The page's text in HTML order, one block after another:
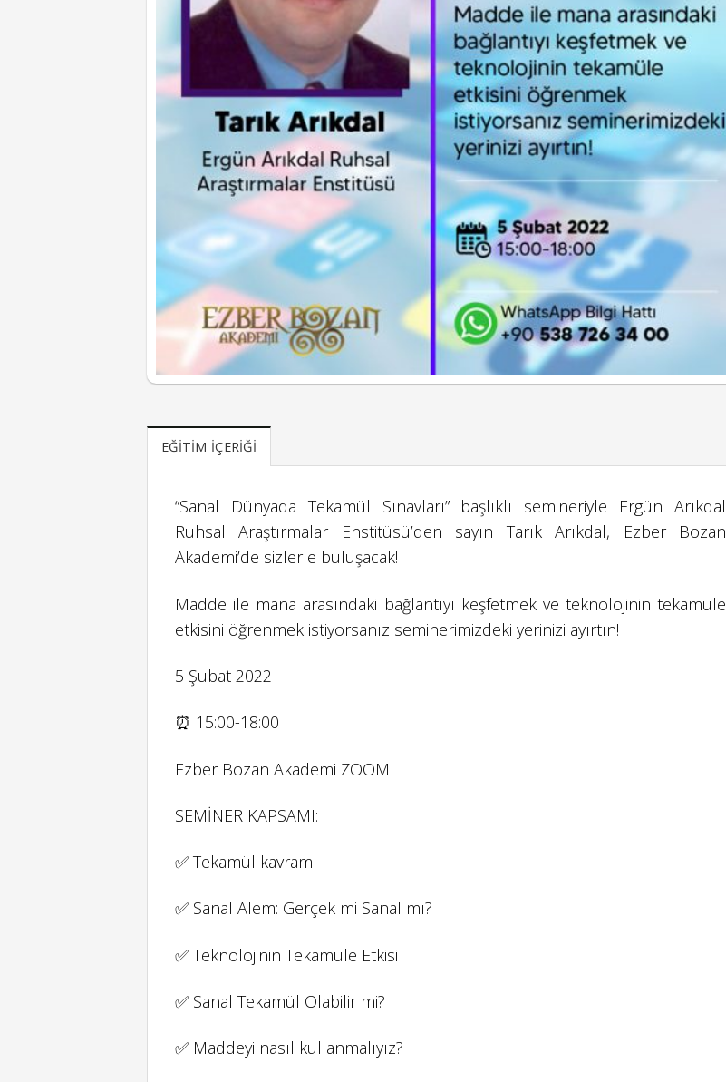
EĞITIM İÇERIĞI
“Sanal Dünyada Tekamül Sınavları” başlıklı semineriyle Ergün Arıkdal
Ruhsal Araştırmalar Enstitüsü’den sayın Tarık Arıkdal, Ezber Bozan
Akademi’de sizlerle buluşacak!
Madde ile mana arasındaki bağlantıyı keşfetmek ve teknolojinin tekamüle
etkisini öğrenmek istiyorsanız seminerimizdeki yerinizi ayırtın!
5 Şubat 2022
⏰ 15:00-18:00
Ezber Bozan Akademi ZOOM
SEMİNER KAPSAMI:
✅ Tekamül kavramı
✅ Sanal Alem: Gerçek mi Sanal mı?
✅ Teknolojinin Tekamüle Etkisi
✅ Sanal Tekamül Olabilir mi?
✅ Maddeyi nasıl kullanmalıyız?